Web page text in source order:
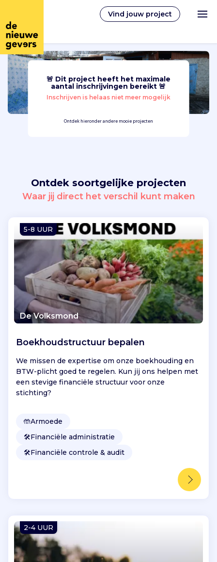
Vind jouw project
Nederlands
Vrijwilligerswerk
Vind jouw project
Inloggen
🚨 Dit project heeft het maximale
aantal inschrijvingen bereikt 🚨
Inschrijven is helaas niet meer mogelijk
Ontdek hieronder andere mooie projecten
Ontdek soortgelijke projecten
Waar jij direct het verschil kunt maken
5-8 UUR
De Volksmond
Boekhoudstructuur bepalen
We missen de expertise om onze boekhouding en
BTW-plicht goed te regelen. Kun jij ons helpen met
een stevige financiële structuur voor onze
stichting?
🤲Armoede
🛠️Financiële administratie
🛠️Financiële controle & audit
2-4 UUR